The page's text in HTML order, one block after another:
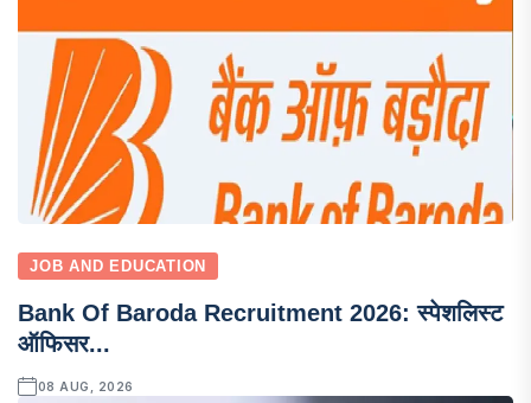
JOB AND EDUCATION
Bank Of Baroda Recruitment 2026: स्पेशलिस्ट
ऑफिसर...
08 AUG, 2026